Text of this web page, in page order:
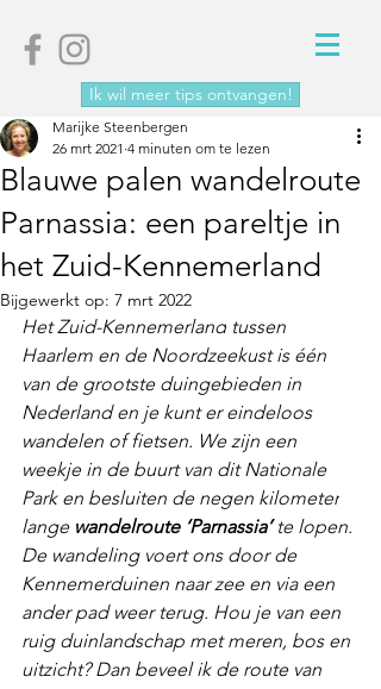
Ik wil meer tips ontvangen!
Blauwe palen wandelroute
Parnassia: een pareltje in
het Zuid-Kennemerland
Marijke Steenbergen
26 mrt 2021 4 minuten om te lezen
Bijgewerkt op: 7 mrt 2022
Het Zuid-Kennemerland tussen
Haarlem en de Noordzeekust is één
van de grootste duingebieden in
Nederland en je kunt er eindeloos
wandelen of fietsen. We zijn een
weekje in de buurt van dit Nationale
Park en besluiten de negen kilometer
lange wandelroute ‘Parnassia’ te lopen.
De wandeling voert ons door de
Kennemerduinen naar zee en via een
ander pad weer terug. Hou je van een
ruig duinlandschap met meren, bos en
uitzicht? Dan beveel ik de route van